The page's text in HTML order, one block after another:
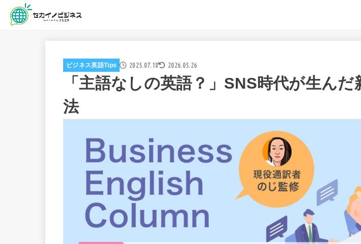
ビジネス英語Tips 2025.07.18 2026.05.26
「主語なしの英語？」SNS時代が生んだ
法